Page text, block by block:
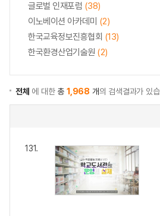
글로벌 인재포럼 (38)
이노베이션 아카데미 (2)
한국교육정보진흥협회 (13)
한국환경산업기술원 (2)
전체 에 대한총1,968 개의 검색결과가 있
131.